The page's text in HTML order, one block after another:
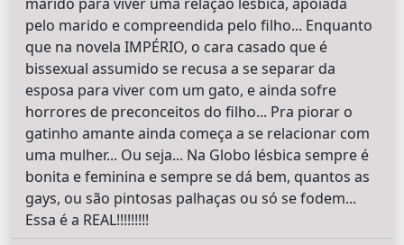
pelo marido e compreendida pelo filho... Enquanto
que na novela IMPÉRIO, o cara casado que é
bissexual assumido se recusa a se separar da
esposa para viver com um gato, e ainda sofre
horrores de preconceitos do filho... Pra piorar o
gatinho amante ainda começa a se relacionar com
uma mulher... Ou seja... Na Globo lésbica sempre é
bonita e feminina e sempre se dá bem, quantos as
gays, ou são pintosas palhaças ou só se fodem...
Essa é a REAL!!!!!!!!!